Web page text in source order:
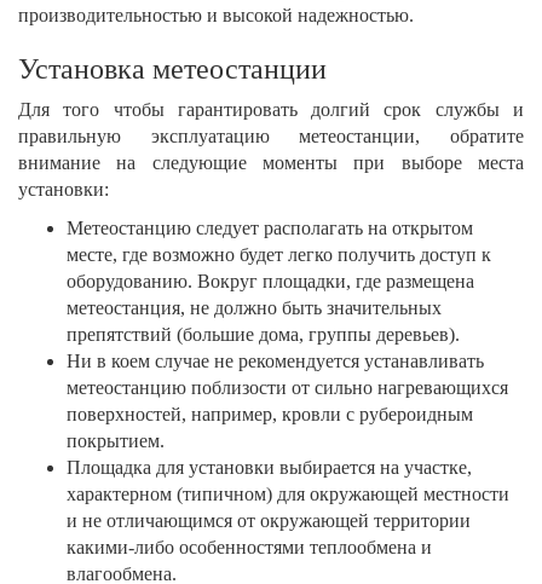
производительностью и высокой надежностью.
Установка метеостанции
Для того чтобы гарантировать долгий срок службы и
правильную эксплуатацию метеостанции, обратите
внимание на следующие моменты при выборе места
установки:
Метеостанцию следует располагать на открытом
месте, где возможно будет легко получить доступ к
оборудованию. Вокруг площадки, где размещена
метеостанция, не должно быть значительных
препятствий (большие дома, группы деревьев).
Ни в коем случае не рекомендуется устанавливать
метеостанцию поблизости от сильно нагревающихся
поверхностей, например, кровли с рубероидным
покрытием.
Площадка для установки выбирается на участке,
характерном (типичном) для окружающей местности
и не отличающимся от окружающей территории
какими-либо особенностями теплообмена и
влагообмена.